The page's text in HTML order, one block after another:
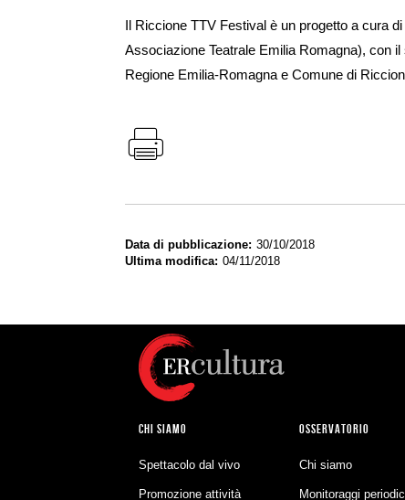
Il Riccione TTV Festival è un progetto a cura
Associazione Teatrale Emilia Romagna), con
Regione Emilia-Romagna e Comune di
Data di pubblicazione
30/10/2018
Ultima modifica
04/11/2018
CHI SIAMO
Spettacolo dal vivo
Promozione attività
OSSERVATORIO
Chi siamo
Monitoraggi